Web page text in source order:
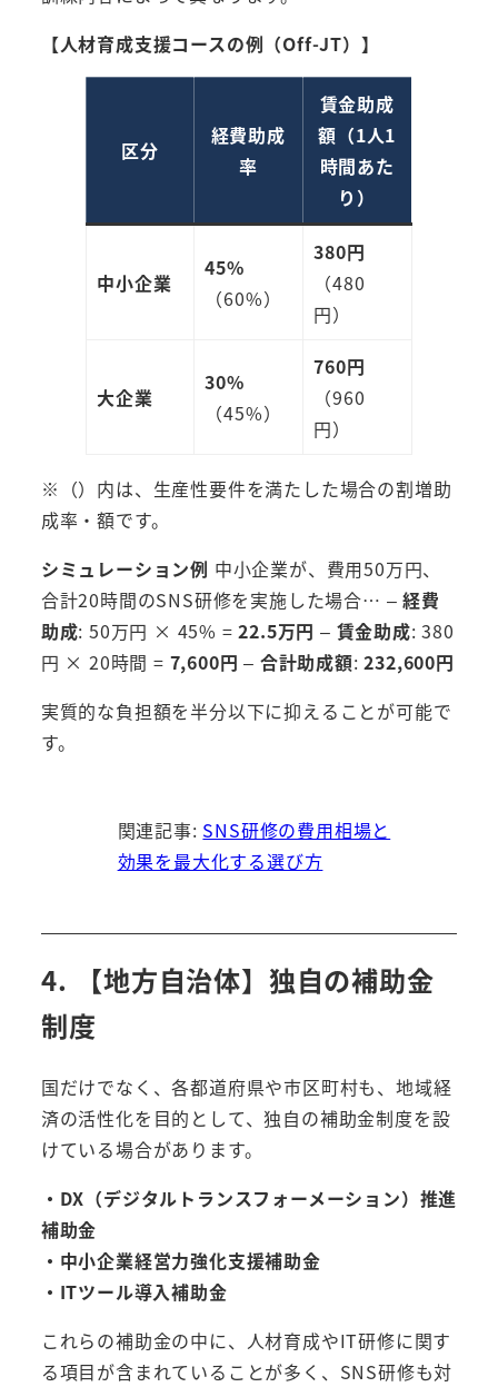
【人材育成支援コースの例（Off-JT）】
区分
経費助成
率
賃金助成
額（1人1
時間あた
り）
中小企業
45%
（60%）
380円
（480
円）
大企業
30%
（45%）
760円
（960
円）
※（）内は、生産性要件を満たした場合の割増助
成率・額です。
シミュレーション例 中小企業が、費用50万円、
合計20時間のSNS研修を実施した場合… –経費
助成: 50万円 × 45% =22.5万円 – 賃金助成: 380
円 × 20時間 = 7,600円 – 合計助成額:232,600円
実質的な負担額を半分以下に抑えることが可能で
す。
関連記事: SNS研修の費用相場と
効果を最大化する選び方
4. 【地方自治体】独自の補助金
制度
国だけでなく、各都道府県や市区町村も、地域経
済の活性化を目的として、独自の補助金制度を設
けている場合があります。
・DX（デジタルトランスフォーメーション）推進
補助金
・中小企業経営力強化支援補助金
・ITツール導入補助金
これらの補助金の中に、人材育成やIT研修に関す
る項目が含まれていることが多く、SNS研修も対